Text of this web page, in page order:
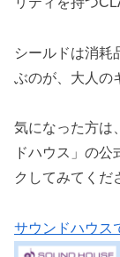
シールドは消耗
ぶのが、大人の
気になった方は
ドハウス」の
クしてみてくだ
サウンドハウス